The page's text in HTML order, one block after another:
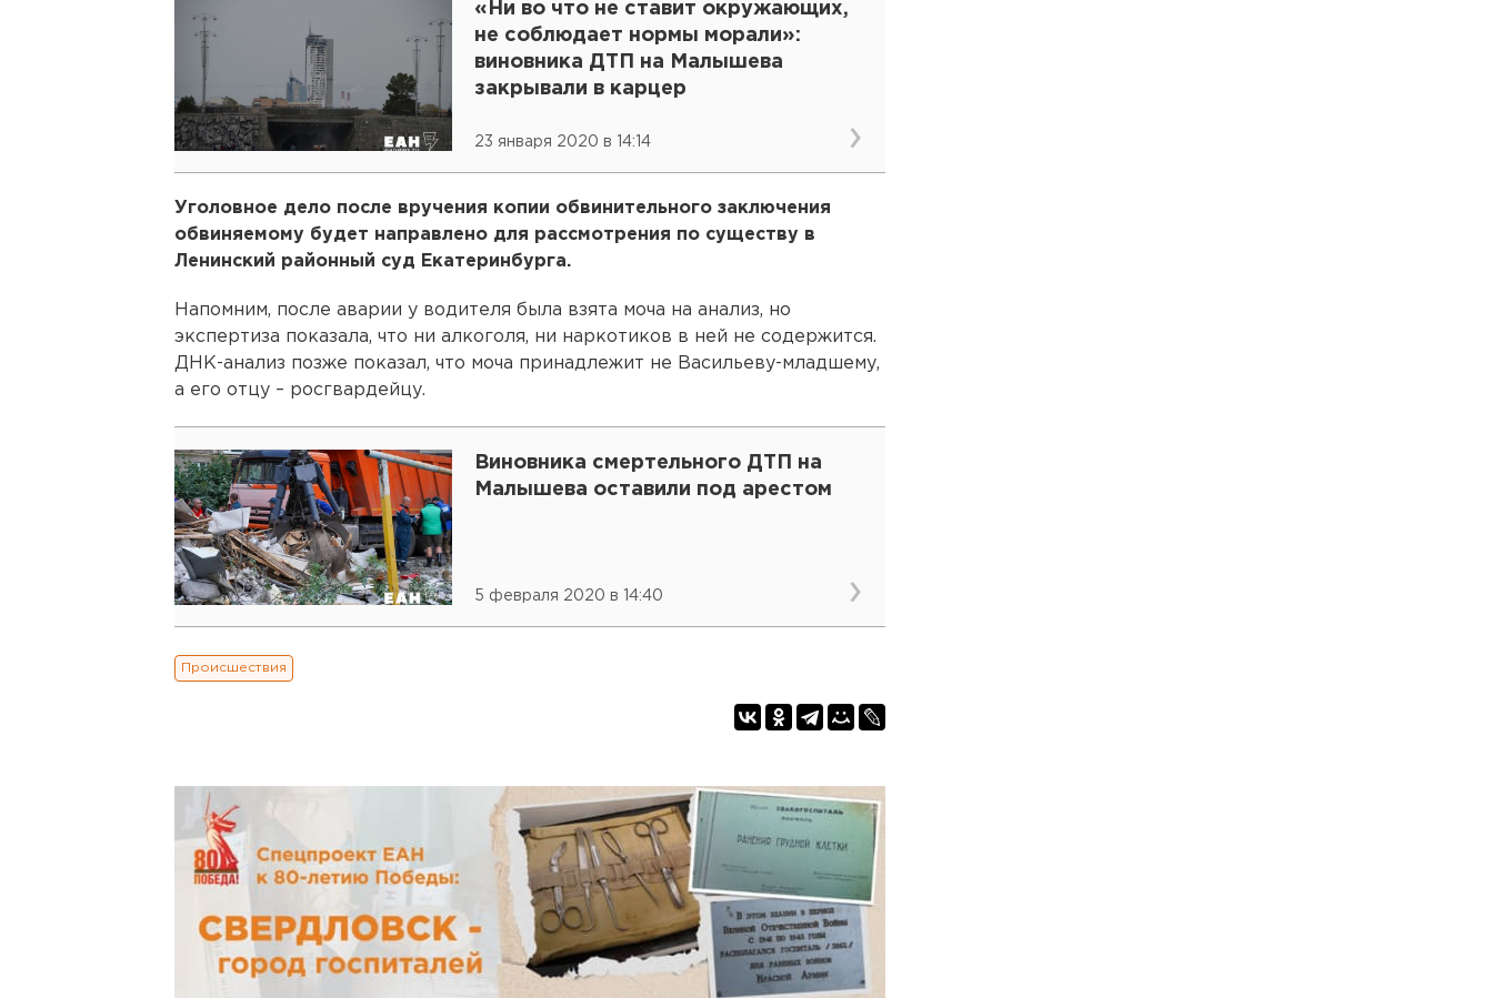
«Ни во что не ставит окружающих,
не соблюдает нормы морали»:
виновника ДТП на Малышева
закрывали в карцер
23 января 2020 в 14:14
Уголовное дело после вручения копии обвинительного заключения
обвиняемому будет направлено для рассмотрения по существу в
Ленинский районный суд Екатеринбурга.
Напомним, после аварии у водителя была взята моча на анализ, но
экспертиза показала, что ни алкоголя, ни наркотиков в ней не содержится.
ДНК-анализ позже показал, что моча принадлежит не Васильеву-младшему,
а его отцу – росгвардейцу.
Виновника смертельного ДТП на
Малышева оставили под арестом
5 февраля 2020 в 14:40
Происшествия